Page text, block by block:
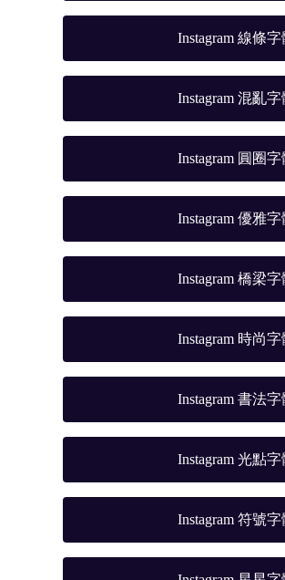
Instagram 線條
Instagram 混亂
Instagram 圓圈
Instagram 優雅
Instagram 橋梁
Instagram 時尚
Instagram 書法
Instagram 光點
Instagram 符號